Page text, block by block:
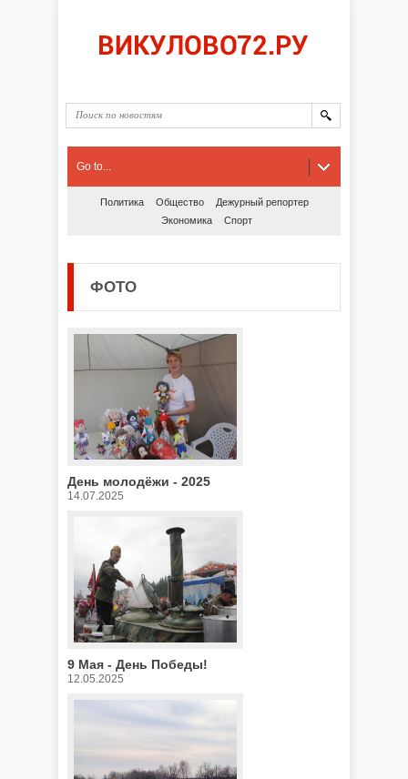
Go to...
Политика Общество
Дежурный репортер
Экономика
Спорт
ФОТО
День молодёжи - 2025
14.07.2025
9 Мая - День Победы!
12.05.2025